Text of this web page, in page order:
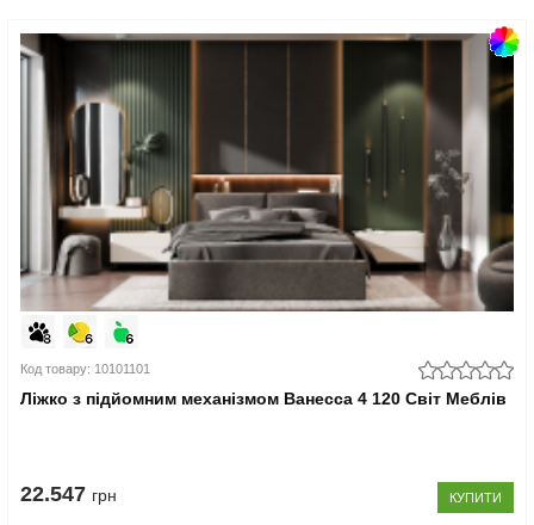
Код товару: 10101101
Ліжко з підйомним механізмом Ванесса 4 120 Світ Меблів
22.547 грн КУПИТИ